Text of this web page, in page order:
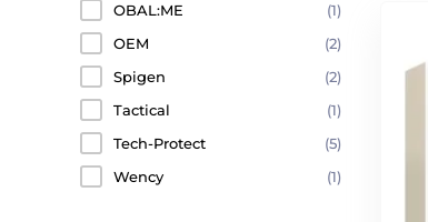
OBAL:ME
(1)
OEM
(2)
Spigen
(2)
Tactical
(1)
Tech-Protect
(5)
Wency
(1)